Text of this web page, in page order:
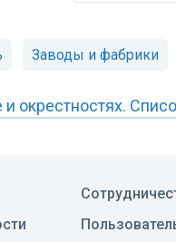
Заводы и фабрики
и окрестностях.